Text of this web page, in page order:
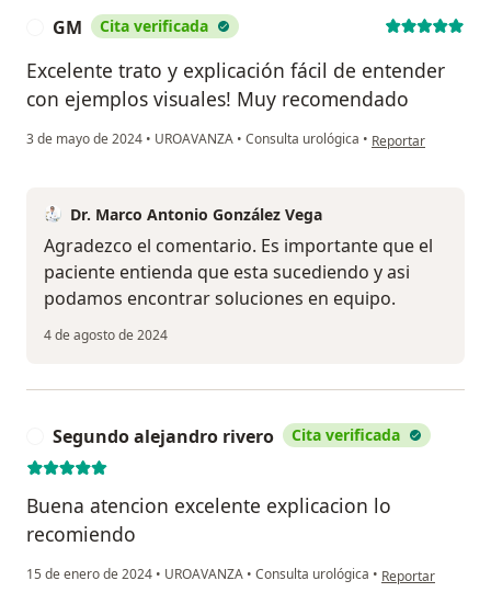
GM Cita verificada
Excelente trato y explicación fácil de entender
con ejemplos visuales! Muy recomendado
3 de mayo de 2024 • UROAVANZA • Consulta urológica • en opinión del
Reportar
Dr. Marco Antonio González Vega
Agradezco el comentario. Es importante que el
paciente entienda que esta sucediendo y asi
podamos encontrar soluciones en equipo.
4 de agosto de 2024
Segundo alejandro rivero Cita verificada
Buena atencion excelente explicacion lo
recomiendo
15 de enero de 2024 • UROAVANZA • Consulta urológica • en opinión del
Reportar